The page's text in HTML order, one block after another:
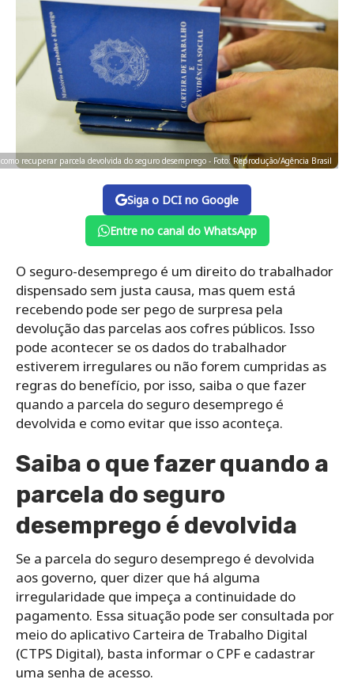
recuperar parcela devolvida do seguro desemprego - Foto: Reprodução/Agência Brasil
Siga o DCI no Google
Entre no canal do WhatsApp
O seguro-desemprego é um direito do trabalhador
dispensado sem justa causa, mas quem está
recebendo pode ser pego de surpresa pela
devolução das parcelas aos cofres públicos. Isso
pode acontecer se os dados do trabalhador
estiverem irregulares ou não forem cumpridas as
regras do benefício, por isso, saiba o que fazer
quando a parcela do seguro desemprego é
devolvida e como evitar que isso aconteça.
Saiba o que fazer quando a
parcela do seguro
desemprego é devolvida
Se a parcela do seguro desemprego é devolvida
aos governo, quer dizer que há alguma
irregularidade que impeça a continuidade do
pagamento. Essa situação pode ser consultada por
meio do aplicativo Carteira de Trabalho Digital
(CTPS Digital), basta informar o CPF e cadastrar
uma senha de acesso.